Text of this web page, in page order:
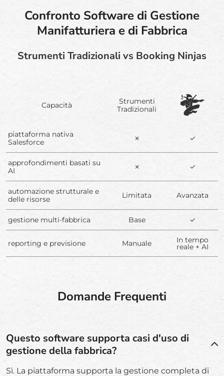
Confronto Software di Gestione
Manifatturiera e di Fabbrica
Strumenti Tradizionali vs Booking Ninjas
Capacità
Strumenti
Tradizionali
piattaforma nativa
Salesforce
✗ ✓
approfondimenti basati su
AI
✗ ✓
automazione strutturale e
delle risorse
Limitata Avanzata
gestione multi-fabbrica Base ✓
reporting e previsione Manuale In tempo
reale + AI
Domande Frequenti
Questo software supporta casi d'uso di
gestione della fabbrica?
Sì. La piattaforma supporta la gestione completa di